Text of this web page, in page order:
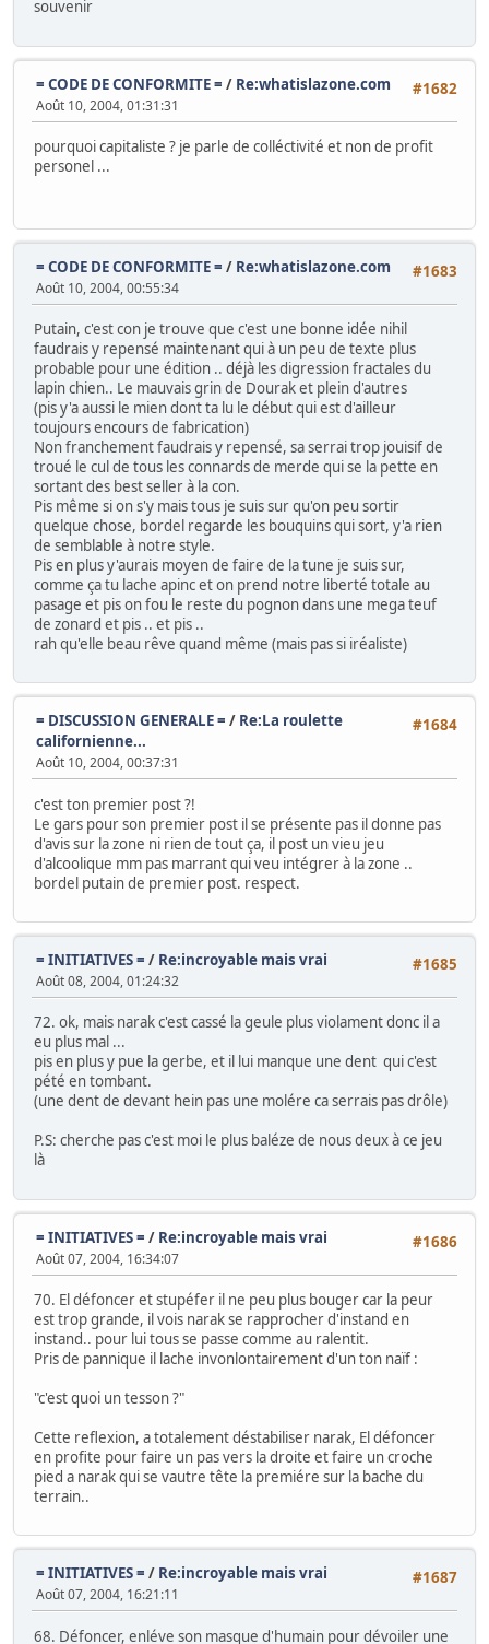
souvenir
#1682
= CODE DE CONFORMITE = / Re:whatislazone.com
Août 10, 2004, 01:31:31
pourquoi capitaliste ? je parle de colléctivité et non de profit
personel ...
#1683
= CODE DE CONFORMITE = / Re:whatislazone.com
Août 10, 2004, 00:55:34
Putain, c'est con je trouve que c'est une bonne idée nihil
faudrais y repensé maintenant qui à un peu de texte plus
probable pour une édition .. déjà les digression fractales du
lapin chien.. Le mauvais grin de Dourak et plein d'autres
(pis y'a aussi le mien dont ta lu le début qui est d'ailleur
toujours encours de fabrication)
Non franchement faudrais y repensé, sa serrai trop jouisif de
troué le cul de tous les connards de merde qui se la pette en
sortant des best seller à la con.
Pis même si on s'y mais tous je suis sur qu'on peu sortir
quelque chose, bordel regarde les bouquins qui sort, y'a rien
de semblable à notre style.
Pis en plus y'aurais moyen de faire de la tune je suis sur,
comme ça tu lache apinc et on prend notre liberté totale au
pasage et pis on fou le reste du pognon dans une mega teuf
de zonard et pis .. et pis ..
rah qu'elle beau rêve quand même (mais pas si iréaliste)
#1684
= DISCUSSION GENERALE = / Re:La roulette
californienne...
Août 10, 2004, 00:37:31
c'est ton premier post ?!
Le gars pour son premier post il se présente pas il donne pas
d'avis sur la zone ni rien de tout ça, il post un vieu jeu
d'alcoolique mm pas marrant qui veu intégrer à la zone ..
bordel putain de premier post. respect.
#1685
= INITIATIVES = / Re:incroyable mais vrai
Août 08, 2004, 01:24:32
72. ok, mais narak c'est cassé la geule plus violament donc il a
eu plus mal ...
pis en plus y pue la gerbe, et il lui manque une dent qui c'est
pété en tombant.
(une dent de devant hein pas une molére ca serrais pas drôle)
P.S: cherche pas c'est moi le plus baléze de nous deux à ce jeu
là
#1686
= INITIATIVES = / Re:incroyable mais vrai
Août 07, 2004, 16:34:07
70. El défoncer et stupéfer il ne peu plus bouger car la peur
est trop grande, il vois narak se rapprocher d'instand en
instand.. pour lui tous se passe comme au ralentit.
Pris de pannique il lache invonlontairement d'un ton naïf :
"c'est quoi un tesson ?"
Cette reflexion, a totalement déstabiliser narak, El défoncer
en profite pour faire un pas vers la droite et faire un croche
pied a narak qui se vautre tête la premiére sur la bache du
terrain..
#1687
= INITIATIVES = / Re:incroyable mais vrai
Août 07, 2004, 16:21:11
68. Défoncer, enléve son masque d'humain pour dévoiler une